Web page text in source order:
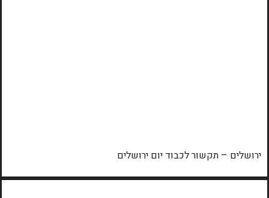
ירושלים – תקשור לכבוד יום ירושלים